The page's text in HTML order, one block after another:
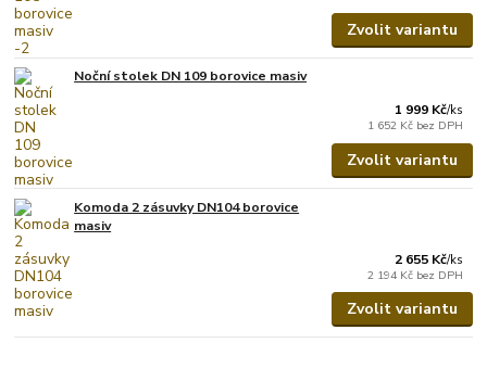
Zvolit variantu
Noční stolek DN 109 borovice masiv
1 999 Kč/ks
1 652 Kč bez DPH
Zvolit variantu
Komoda 2 zásuvky DN104 borovice
masiv
2 655 Kč/ks
2 194 Kč bez DPH
Zvolit variantu